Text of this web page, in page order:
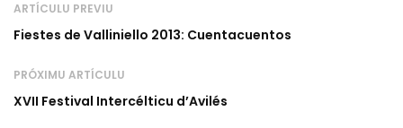
ARTÍCULU PREVIU
Fiestes de Valliniello 2013: Cuentacuentos
PRÓXIMU ARTÍCULU
XVII Festival Intercélticu d’Avilés